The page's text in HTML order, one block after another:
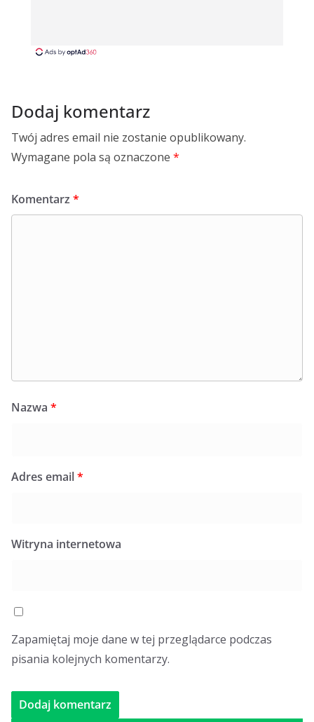
Dodaj komentarz
Twój adres email nie zostanie opublikowany.
Wymagane pola są oznaczone *
Komentarz *
Nazwa *
Adres email*
Witryna internetowa
Zapamiętaj moje dane w tej przeglądarce podczas
pisania kolejnych komentarzy.